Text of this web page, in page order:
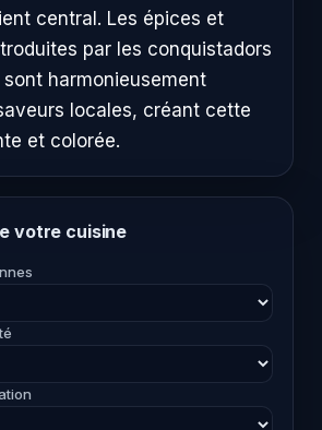
central. Les épices et
par les conquistadors
harmonieusement
locales, créant cette
et colorée.
votre cuisine